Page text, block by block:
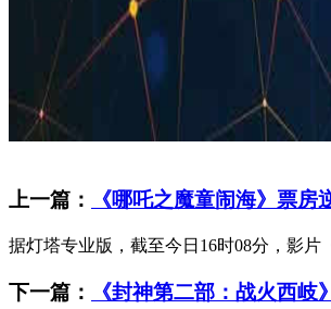
上一篇： 《哪吒之魔童闹海》票房
据灯塔专业版，截至今日16时08分，影片
下一篇： 《封神第二部：战火西岐